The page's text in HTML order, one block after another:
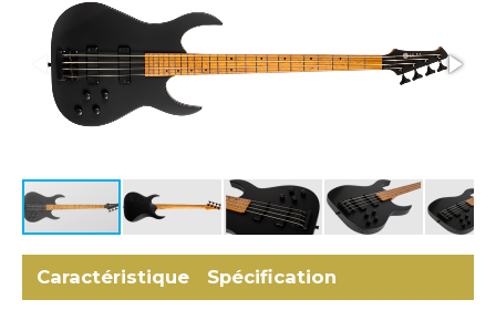
Caractéristique Spécification